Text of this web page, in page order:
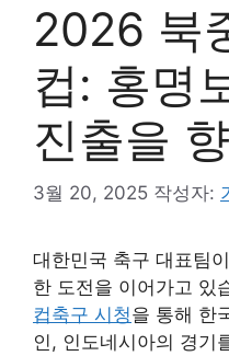
2026 북
컵: 홍명
진출을
3월 20, 2025 작성자:
대한민국 축구 대표팀
한 도전을 이어가고 있
컵축구 시청을 통해 한
인, 인도네시아의 경기